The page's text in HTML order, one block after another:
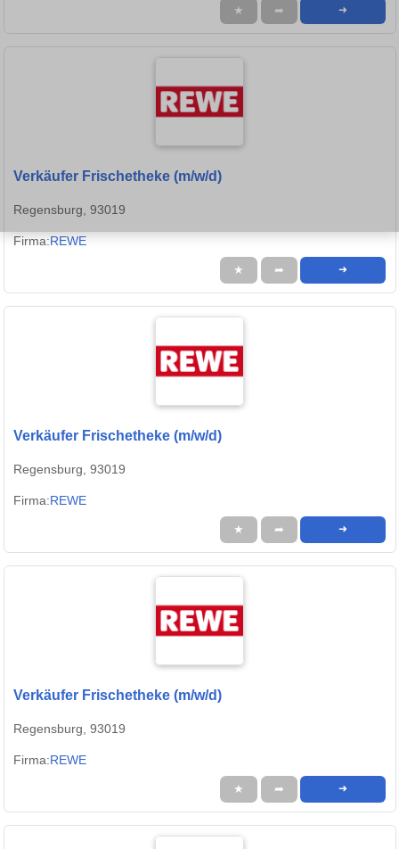
★ ➦ ➜
Verkäufer Frischetheke (m/w/d)
Regensburg, 93019
Firma:REWE
★ ➦ ➜
Verkäufer Frischetheke (m/w/d)
Regensburg, 93019
Firma:REWE
★ ➦ ➜
Verkäufer Frischetheke (m/w/d)
Regensburg, 93019
Firma:REWE
★ ➦ ➜